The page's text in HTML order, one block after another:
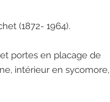
(1872- 1964).
portes en placage de
intérieur en sycomore,